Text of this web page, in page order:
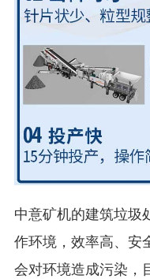
中意矿机的建筑垃圾
作环境，效率高、安
会对环境造成污染，